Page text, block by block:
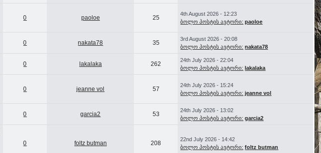
0 paoloe 25
4th August 2026 - 12:23
ბოლო პოსტის ავტორი: paoloe
0 nakata78 35
3rd August 2026 - 20:08
ბოლო პოსტის ავტორი: nakata78
0 lakalaka 262
24th July 2026 - 22:04
ბოლო პოსტის ავტორი: lakalaka
0 jeanne vol 57
24th July 2026 - 15:24
ბოლო პოსტის ავტორი: jeanne vol
0 garcia2 53
24th July 2026 - 13:02
ბოლო პოსტის ავტორი: garcia2
0 foltz butman 208
22nd July 2026 - 14:42
ბოლო პოსტის ავტორი: foltz butman